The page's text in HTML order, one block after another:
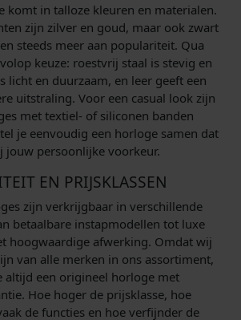
komt in talloze kleuren en materialen.
zijn zilver en goud, maar ook zwart
steeds meer aan populariteit. Qua
keuze: roestvrij staal is stevig en
licht en duurzaam, en leer geeft een
uitstraling. Voor een casual look zijn
met textiel- of siliconen banden
je eenvoudig een horloge samen dat
jouw persoonlijke voorkeur.
EN PRIJSKLASSEN
zijn verkrijgbaar in verschillende
betaalbare instapmodellen tot luxe
hoogwaardige afwerking. Omdat wij
van alle merken in ons assortiment,
altijd een origineel horloge met
Hoe hoger de prijsklasse, hoe
de functies en hoe verfijnder de